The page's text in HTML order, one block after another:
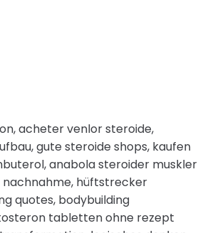
acheter venlor steroide,
gute steroide shops, kaufen
anabola steroider muskler
hüftstrecker
quotes, bodybuilding
tabletten ohne rezept